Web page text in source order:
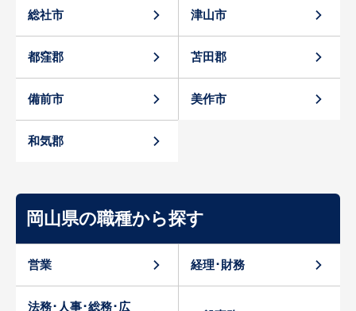
総社市 津山市
都窪郡 苫田郡
備前市 美作市
和気郡
岡山県の職種から探す
営業 経理･財務
法務･人事･総務･広